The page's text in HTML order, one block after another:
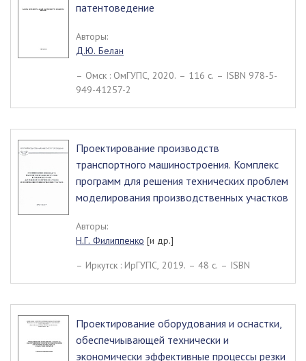
патентоведение
Авторы:
Д.Ю. Белан
– Омск : ОмГУПС, 2020. – 116 c. – ISBN 978-5-
949-41257-2
Проектирование производств
транспортного машиностроения. Комплекс
программ для решения технических проблем
моделирования производственных участков
Авторы:
Н.Г. Филиппенко [и др.]
– Иркутск : ИрГУПС, 2019. – 48 c. – ISBN
Проектирование оборудования и оснастки,
обеспечиывающей технически и
экономически эффективные процессы резки